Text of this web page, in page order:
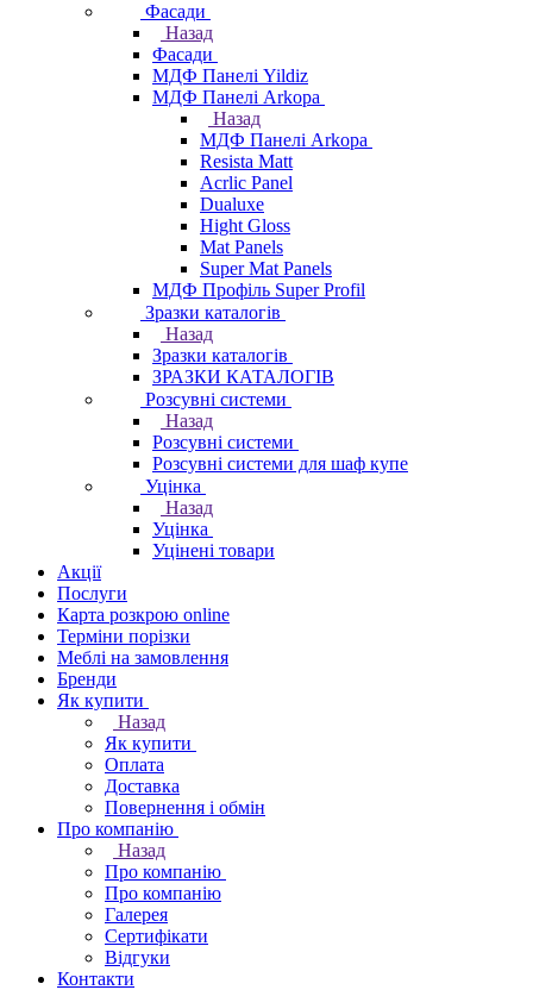
Фасади
Назад
Фасади
МДФ Панелі Yildiz
МДФ Панелі Arkopa
Назад
МДФ Панелі Arkopa
Resista Matt
Acrlic Panel
Dualuxe
Hight Gloss
Mat Panels
Super Mat Panels
МДФ Профіль Super Profil
Зразки каталогів
Назад
Зразки каталогів
ЗРАЗКИ КАТАЛОГІВ
Розсувні системи
Назад
Розсувні системи
Розсувні системи для шаф купе
Уцінка
Назад
Уцінка
Уцінені товари
Акції
Послуги
Карта розкрою online
Терміни порізки
Меблі на замовлення
Бренди
Як купити
Назад
Як купити
Оплата
Доставка
Повернення і обмін
Про компанію
Назад
Про компанію
Про компанію
Галерея
Сертифікати
Відгуки
Контакти